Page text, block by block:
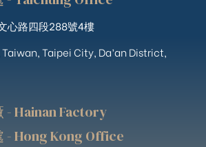
心路四段288號4樓
Taipei City, Da’an District,
- Hainan Factory
- Hong Kong Office